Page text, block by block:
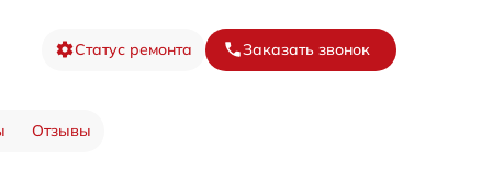
Статус ремонта Заказать звонок
Отзывы